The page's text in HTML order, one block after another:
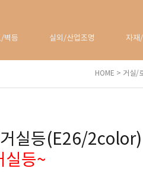
벽등 실외/산업조명 자재
HOME > 거실/
실등(E26/
실등~